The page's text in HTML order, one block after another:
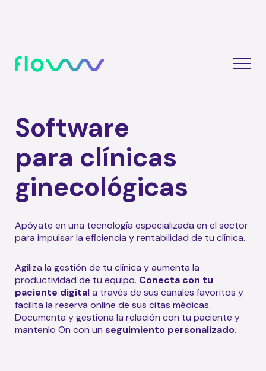
Software
para clínicas
ginecológicas
Apóyate en una tecnología especializada en el sector
para impulsar la eficiencia y rentabilidad de tu clínica.
Agiliza la gestión de tu clínica y aumenta la
productividad de tu equipo. Conecta con tu
paciente digitala través de sus canales favoritos y
facilita la reserva online de sus citas médicas.
Documenta y gestiona la relación con tu paciente y
mantenlo On con un seguimiento personalizado.